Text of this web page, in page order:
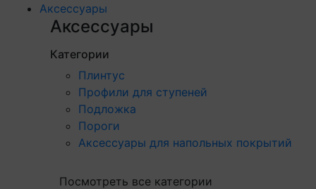
Аксессуары
Аксессуары
Категории
Плинтус
Профили для ступеней
Подложка
Пороги
Аксессуары для напольных покрытий
Посмотреть все категории